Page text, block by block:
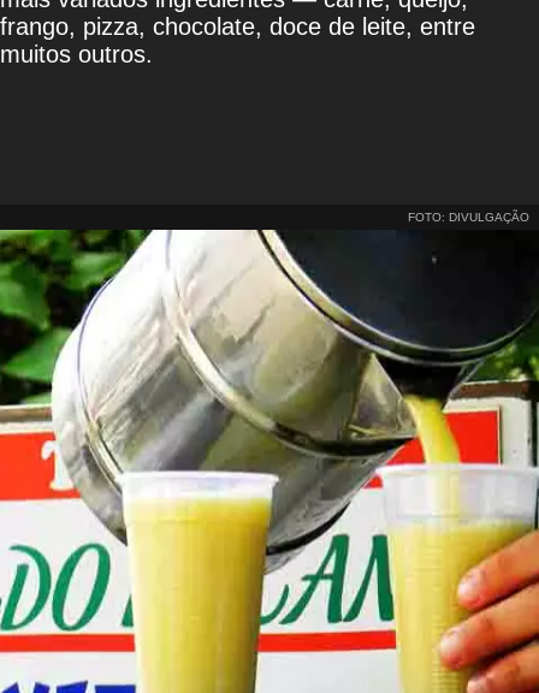
frango, pizza, chocolate, doce de leite, entre
muitos outros.
FOTO: DIVULGAÇÃO